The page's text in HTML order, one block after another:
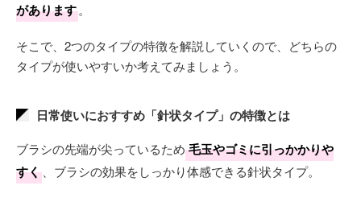
があります。
そこで、2つのタイプの特徴を解説していくので、どちらの
タイプが使いやすいか考えてみましょう。
日常使いにおすすめ「針状タイプ」の特徴とは
ブラシの先端が尖っているため 毛玉やゴミに引っかかりや
すく 、ブラシの効果をしっかり体感できる針状タイプ。